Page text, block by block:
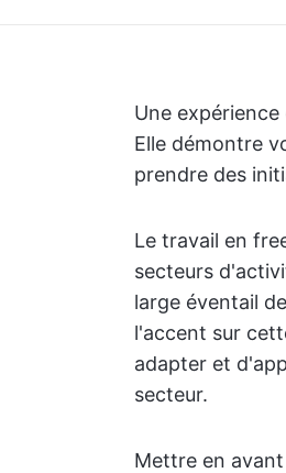
Une
Elle démontre
prendre des
Le travail en
secteurs
large éventail
l'accent sur
adapter et
secteur.
Mettre en